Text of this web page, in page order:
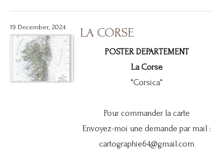
19 December, 2024 LA CORSE
POSTER DEPARTEMENT
La Corse
"Corsica"
Pour commander la carte
Envoyez-moi une demande par mail :
cartographie64@gmail.com